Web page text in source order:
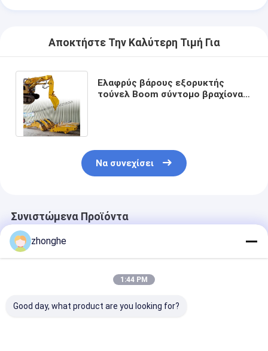
Αποκτήστε Την Καλύτερη Τιμή Για
Ελαφρύς βάρους εξορυκτής
τούνελ Boom σύντομο βραχίονα
Να συνεχίσει
Συνιστώμενα Προϊόντα
zhonghe
1:44 PM
Good day, what product are you looking for?